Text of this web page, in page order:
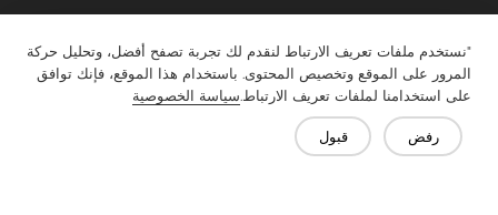
"نستخدم ملفات تعريف الارتباط لنقدم لك تجربة تصفح أفضل، وتحليل حركة
المرور على الموقع وتخصيص المحتوى. باستخدام هذا الموقع، فإنك توافق
على استخدامنا لملفات تعريف الارتباط.سياسة الخصوصية
رفض قبول
تواصل معنا